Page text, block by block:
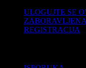
ULOGUJTE SE
REGISTRACIJA